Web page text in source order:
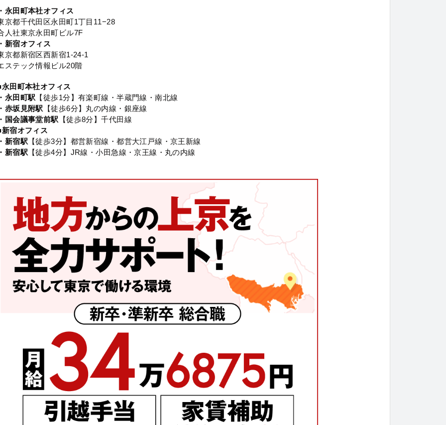
永田町本社オフィス
京都千代田区永田町1丁目11−28
人社東京永田町ビル7F
新宿オフィス
京都新宿区西新宿1-24-1
ステック情報ビル20階
永田町本社オフィス
永田町駅 【徒歩1分】有楽町線・半蔵門線・南北線
赤坂見附駅
【徒歩6分】丸の内線・銀座線
国会議事堂前駅
【徒歩8分】千代田線
新宿オフィス
新宿駅 【徒歩3分】都営新宿線・都営大江戸線・京王新線
新宿駅 【徒歩4分】JR線・小田急線・京王線・丸の内線